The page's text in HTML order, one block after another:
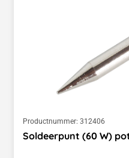
Productnummer: 312406
Soldeerpunt (60 W)